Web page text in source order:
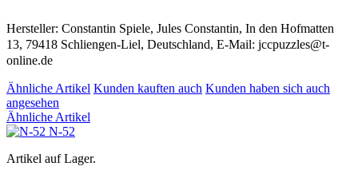
Hersteller: Constantin Spiele, Jules Constantin, In den Hofmatten
13, 79418 Schliengen-Liel, Deutschland, E-Mail: jccpuzzles@t-
online.de
Ähnliche Artikel Kunden kauften auch Kunden haben sich auch
angesehen
Ähnliche Artikel
N-52
Artikel auf Lager.